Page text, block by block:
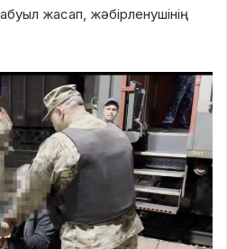
жасап, жәбірленушінің